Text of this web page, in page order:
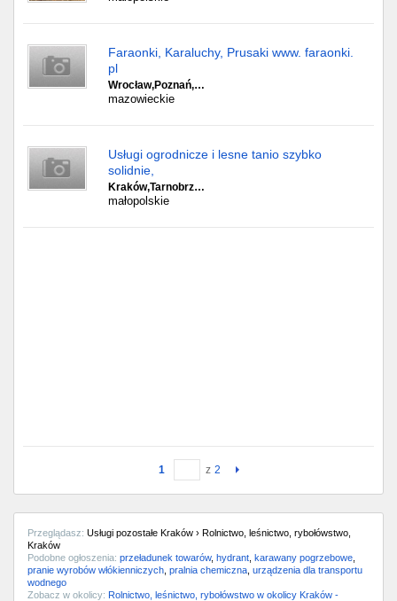
Faraonki, Karaluchy, Prusaki www. faraonki.
pl
Wrocław,Poznań,…
mazowieckie
Usługi ogrodnicze i lesne tanio szybko
solidnie,
Kraków,Tarnobrz…
małopolskie
1 z 2
Przeglądasz: Usługi pozostałe Kraków › Rolnictwo, leśnictwo, rybołówstwo,
Kraków
Podobne ogłoszenia: przeładunek towarów, hydrant karawany pogrzebowe
pranie wyrobów włókienniczych pralnia chemiczna urządzenia dla transportu
wodnego
Zobacz w okolicy: Rolnictwo, leśnictwo, rybołówstwo w okolicy Kraków -